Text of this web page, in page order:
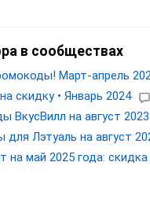
в сообществах
Март-апрель
скидку • Январь 2024
на август 2023
Лэтуаль на август
на май 2025 года: